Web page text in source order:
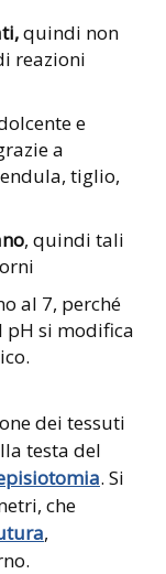
quindi non
reazioni
e
a
tiglio,
, quindi tali
al 7, perché
pH si modifica
dei tessuti
testa del
. Si
che
,